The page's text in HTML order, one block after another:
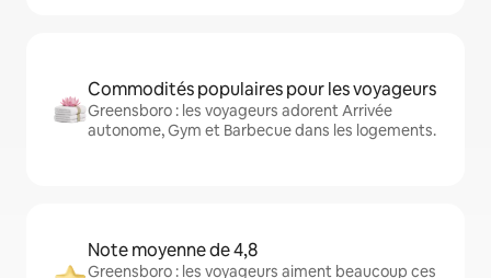
Commodités populaires pour les voyageurs
Greensboro : les voyageurs adorent Arrivée
autonome, Gym et Barbecue dans les logements.
Note moyenne de 4,8
Greensboro : les voyageurs aiment beaucoup ces